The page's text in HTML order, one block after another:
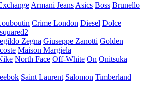
Armani Jeans Asics Boss Brunello
Crime London Diesel Dolce
Zegna Giuseppe Zanotti Golden
Maison Margiela
North Face Off-White On Onitsuka
Saint Laurent Salomon Timberland